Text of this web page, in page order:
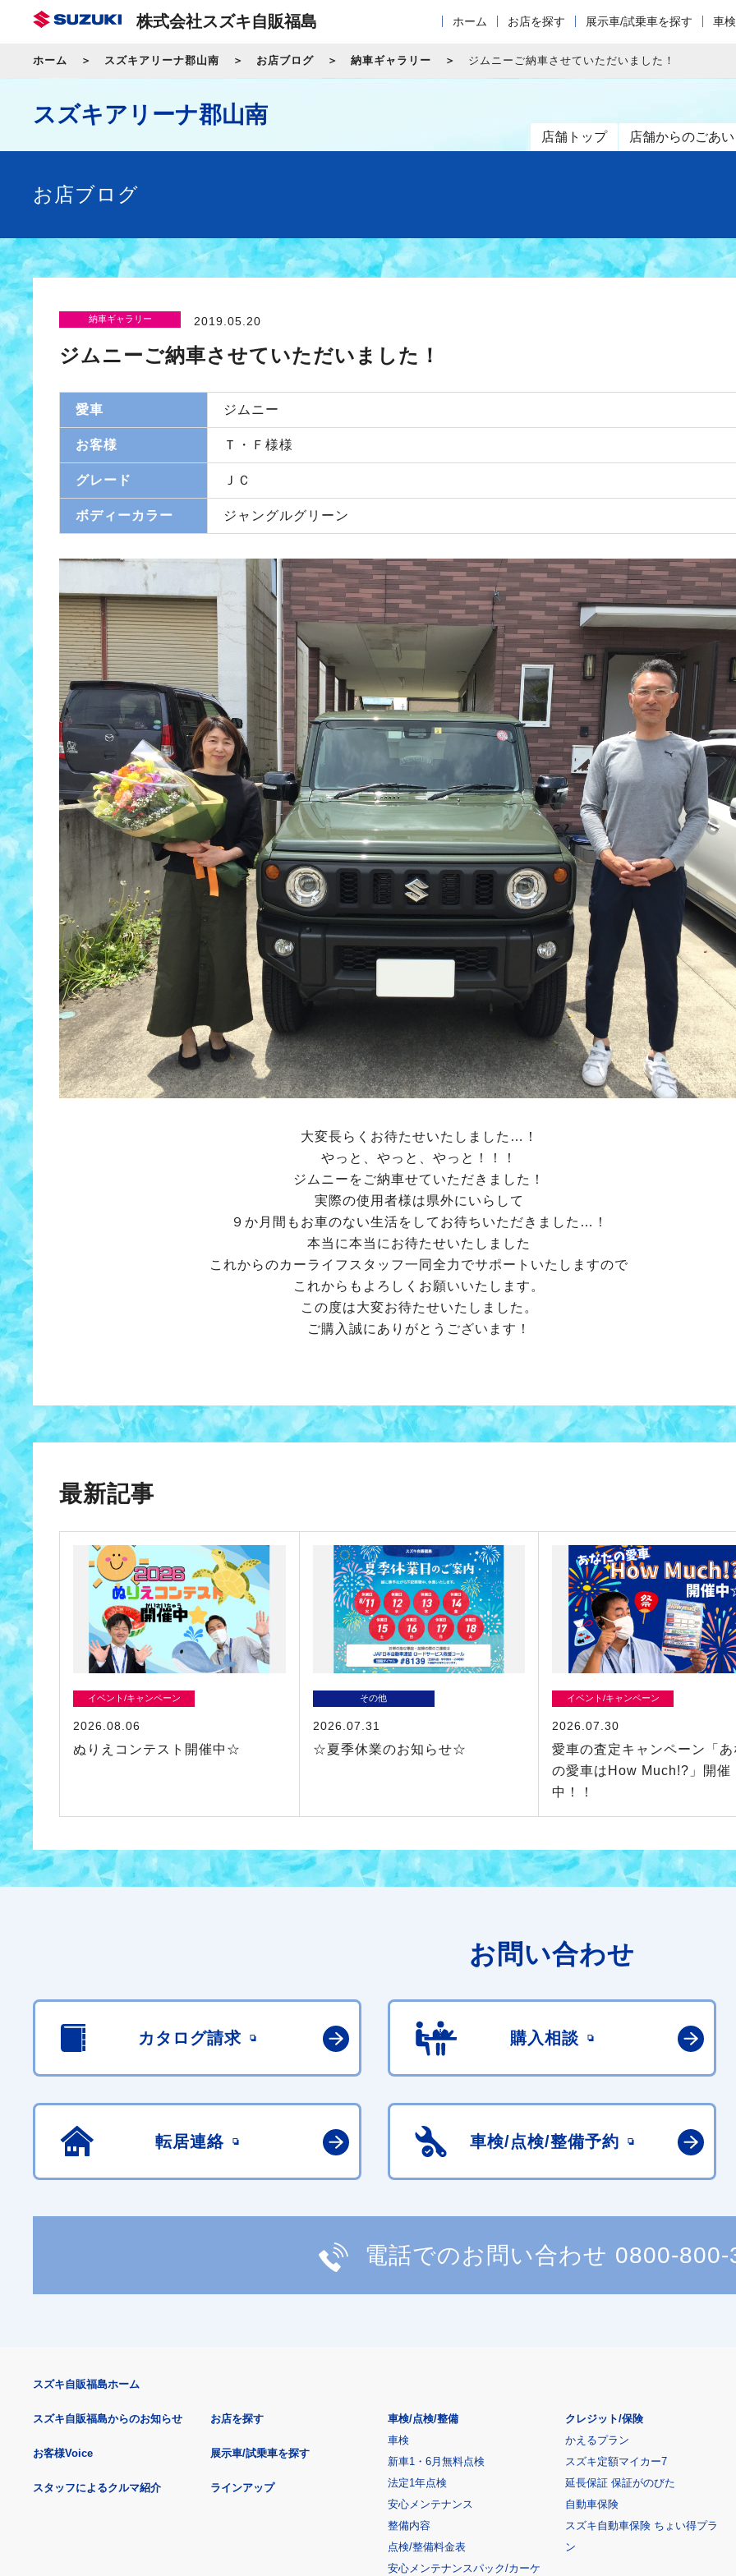
株式会社スズキ自販福島 ホーム お店を探す 展示車/試乗車を探す 車
ホーム スズキアリーナ郡山南 お店ブログ 納車ギャラリー ジムニーご納車させていただいました！
スズキアリーナ郡山南
店舗トップ 店舗からのごあ
お店ブログ
納車ギャラリー 2019.05.20
ジムニーご納車させていただいました！
愛車 ジムニー
お客様 Ｔ・Ｆ様様
グレード ＪＣ
ボディーカラー ジャングルグリーン
大変長らくお待たせいたしました…！
やっと、やっと、やっと！！！
ジムニーをご納車せていただきました！
実際の使用者様は県外にいらして
９か月間もお車のない生活をしてお待ちいただきました…！
本当に本当にお待たせいたしました
これからのカーライフスタッフ一同全力でサポートいたしますので
これからもよろしくお願いいたします。
この度は大変お待たせいたしました。
ご購入誠にありがとうございます！
最新記事
イベント/キャンペーン
2026.08.06
ぬりえコンテスト開催中☆
その他
2026.07.31
☆夏季休業のお知らせ☆
イベント/キャンペーン
2026.07.30
愛車の査定キャンペーン「
の愛車はHow Much!?」開催
中！！
お問い合わせ
カタログ請求 購入相談
転居連絡 車検/点検/整備予約
電話でのお問い合わせ 0800-800-
スズキ自販福島ホーム
スズキ自販福島からのお知らせ
お客様Voice
スタッフによるクルマ紹介
お店を探す
展示車/試乗車を探す
ラインアップ
車検/点検/整備
車検
新車1・6月無料点検
法定1年点検
安心メンテナンス
整備内容
点検/整備料金表
安心メンテナンスパック/カーケ
クレジット/保険
かえるプラン
スズキ定額マイカー7
延長保証 保証がのびた
自動車保険
スズキ自動車保険 ちょい得プラ
ン